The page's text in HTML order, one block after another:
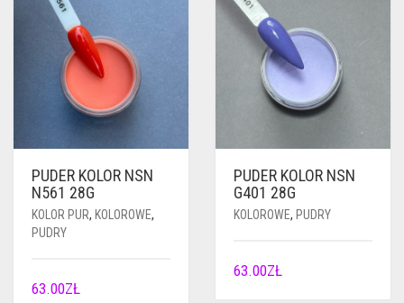
PUDER KOLOR NSN
N561 28G
KOLOR PUR, KOLOROWE,
PUDRY
63.00ZŁ
PUDER KOLOR NSN
G401 28G
KOLOROWE, PUDRY
63.00ZŁ